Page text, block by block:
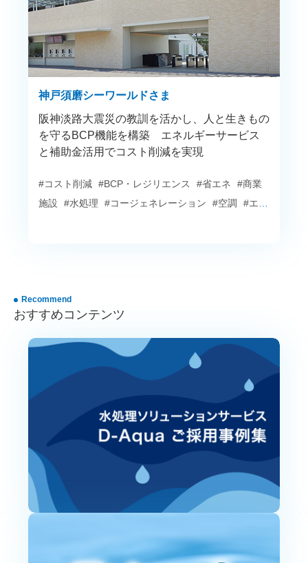
神戸須磨シーワールドさま
阪神淡路大震災の教訓を活かし、人と生きもの
を守るBCP機能を構築 エネルギーサービス
と補助金活用でコスト削減を実現
#コスト削減 #BCP・レジリエンス #省エネ
#商業
施設
#水処理 #コージェネレーション #空調
#エネ
Recommend
おすすめコンテンツ